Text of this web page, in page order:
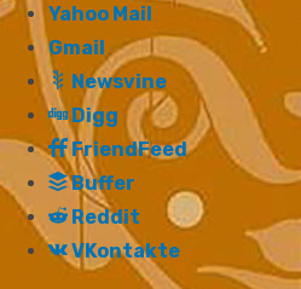
Yahoo Mail
Gmail
Newsvine
Digg
FriendFeed
Buffer
Reddit
VKontakte